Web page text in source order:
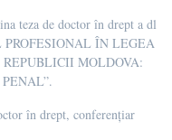
teza de doctor în drept a dl
PROFESIONAL ÎN LEGEA
MOLDOVA:
în drept, conferențiar